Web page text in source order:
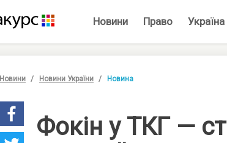
Новини Право Україна
Новини Новини України Новина
Фокін у ТКГ —